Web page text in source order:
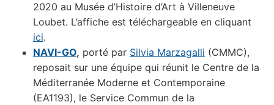
2020 au Musée d’Histoire d’Art à Villeneuve
Loubet. L’affiche est téléchargeable en cliquant
ici.
NAVI-GO, porté par Silvia Marzagalli (CMMC),
reposait sur une équipe qui réunit le Centre de la
Méditerranée Moderne et Contemporaine
(EA1193), le Service Commun de la